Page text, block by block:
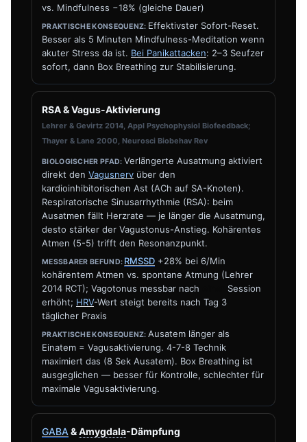
vs. Mindfulness −18% (gleiche Dauer)
Effektivster Sofort-Reset.
Besser als 5 Minuten Mindfulness-Meditation wenn
akuter Stress da ist. Bei Panikattacken: 2–3 Seufzer
sofort, dann Box Breathing zur Stabilisierung.
RSA & Vagus-Aktivierung
Lehrer & Gevirtz 2014, Appl Psychophysiol Biofeedback;
Thayer & Lane 2000, Neurosci Biobehav Rev
Verlängerte Ausatmung aktiviert
direkt den Vagusnerv über den
kardioinhibitorischen Ast (ACh auf SA-Knoten).
Respiratorische Sinusarrhythmie (RSA): beim
Ausatmen fällt Herzrate — je länger die Ausatmung,
desto stärker der Vagustonus-Anstieg. Kohärentes
Atmen (5-5) trifft den Resonanzpunkt.
RMSSD +28% bei 6/Min
kohärentem Atmen vs. spontane Atmung (Lehrer
2014 RCT); Vagotonus messbar nach
Session
erhöht; HRV-Wert steigt bereits nach Tag 3
täglicher Praxis
Ausatem länger als
Einatem = Vagusaktivierung. 4-7-8 Technik
maximiert das (8 Sek Ausatem). Box Breathing ist
ausgeglichen — besser für Kontrolle, schlechter für
maximale Vagusaktivierung.
GABA &Amygdala-Dämpfung